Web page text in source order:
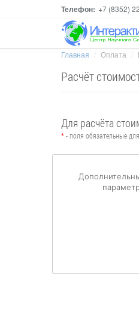
Телефон: +7 (8352)
Главная Оплата
Расчёт
Для расчёта
* - поля обязательные